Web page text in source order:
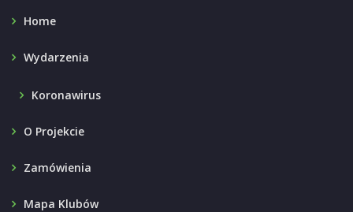
Home
Wydarzenia
Koronawirus
O Projekcie
Zamówienia
Mapa Klubów